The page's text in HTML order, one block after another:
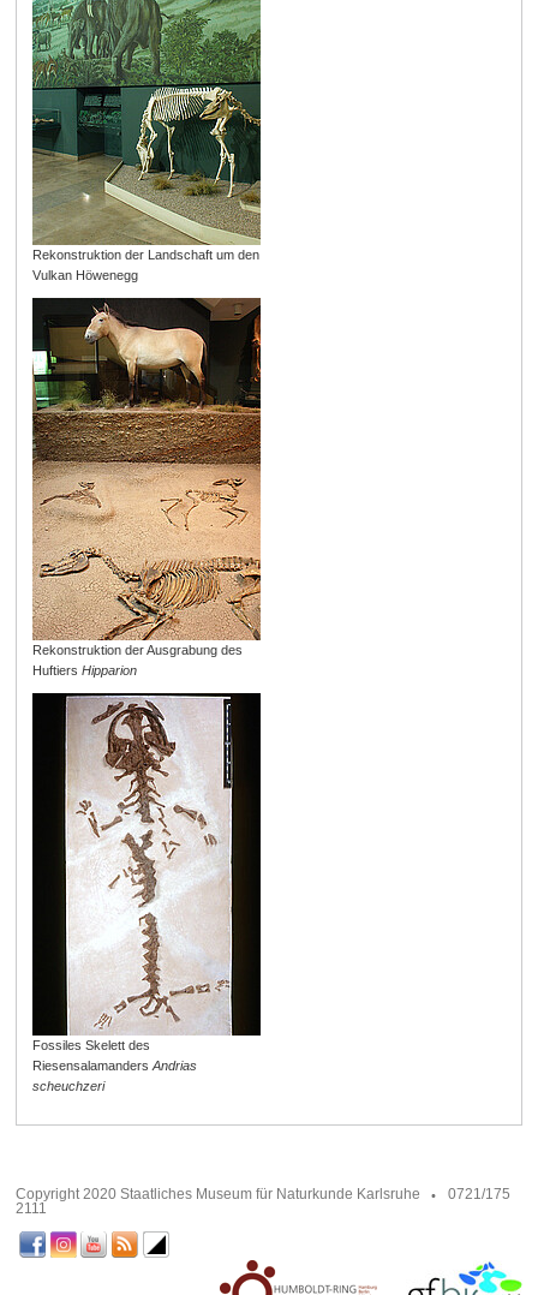
Rekonstruktion der Landschaft um den
Vulkan Höwenegg
Rekonstruktion der Ausgrabung des
Huftiers Hipparion
Fossiles Skelett des
Riesensalamanders Andrias
scheuchzeri
Copyright 2020 Staatliches Museum für Naturkunde Karlsruhe
0721/175
2111